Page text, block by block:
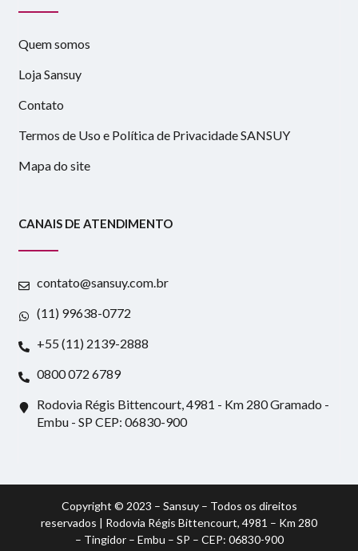
Quem somos
Loja Sansuy
Contato
Termos de Uso e Política de Privacidade SANSUY
Mapa do site
CANAIS DE ATENDIMENTO
contato@sansuy.com.br
(11) 99638-0772
+55 (11) 2139-2888
0800 072 6789
Rodovia Régis Bittencourt, 4981 - Km 280 Gramado -
Embu - SP CEP: 06830-900
Copyright © 2023 – Sansuy – Todos os direitos
reservados | Rodovia Régis Bittencourt, 4981 – Km 280
– Tingidor – Embu – SP – CEP: 06830-900